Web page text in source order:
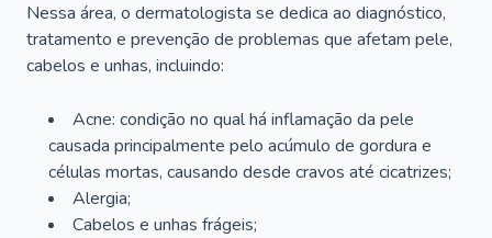
Nessa área, o dermatologista se dedica ao diagnóstico,
tratamento e prevenção de problemas que afetam pele,
cabelos e unhas, incluindo:
Acne: condição no qual há inflamação da pele
causada principalmente pelo acúmulo de gordura e
células mortas, causando desde cravos até cicatrizes;
Alergia;
Cabelos e unhas frágeis;